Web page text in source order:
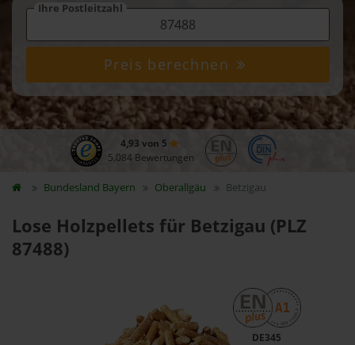
Ihre Postleitzahl
Preis berechnen
4,93 von 5
5.084 Bewertungen
Bundesland Bayern Oberallgäu Betzigau
Lose Holzpellets für Betzigau (PLZ
87488)
DE345